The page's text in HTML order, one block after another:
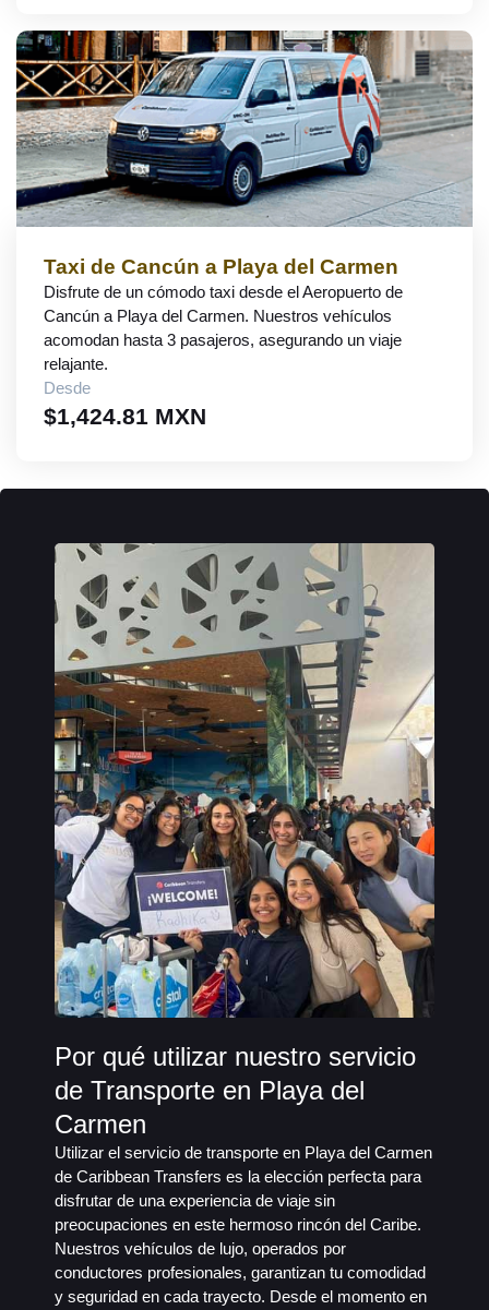
Taxi de Cancún a Playa del Carmen
Disfrute de un cómodo taxi desde el Aeropuerto de
Cancún a Playa del Carmen. Nuestros vehículos
acomodan hasta 3 pasajeros, asegurando un viaje
relajante.
Desde
$1,424.81 MXN
Por qué utilizar nuestro servicio
de Transporte en Playa del
Carmen
Utilizar el servicio de transporte en Playa del Carmen
de Caribbean Transfers es la elección perfecta para
disfrutar de una experiencia de viaje sin
preocupaciones en este hermoso rincón del Caribe.
Nuestros vehículos de lujo, operados por
conductores profesionales, garantizan tu comodidad
y seguridad en cada trayecto. Desde el momento en